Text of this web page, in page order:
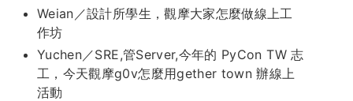
Weian／設計所學生，觀摩大家怎麼做線上工
作坊
Yuchen／SRE,管Server,今年的 PyCon TW 志
工，今天觀摩g0v怎麼用gether town 辦線上
活動